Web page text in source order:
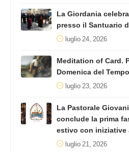
La Giordania
presso il Santuario
luglio 24, 2026
Meditation of Card.
Domenica del
luglio 23, 2026
La Pastorale
conclude la prima
estivo con iniziative
luglio 21, 2026